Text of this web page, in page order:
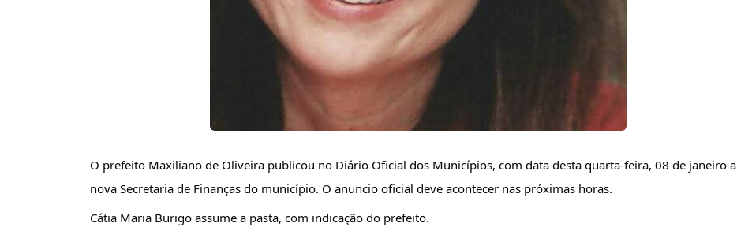
O prefeito Maxiliano de Oliveira publicou no Diário Oficial dos Municípios, com data desta quarta-feira, 08 de janeiro a
nova Secretaria de Finanças do município. O anuncio oficial deve acontecer nas próximas horas.
Cátia Maria Burigo assume a pasta, com indicação do prefeito.